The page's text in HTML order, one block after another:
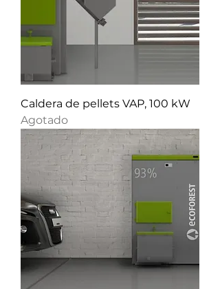
Caldera de pellets VAP, 100 kW
Agotado